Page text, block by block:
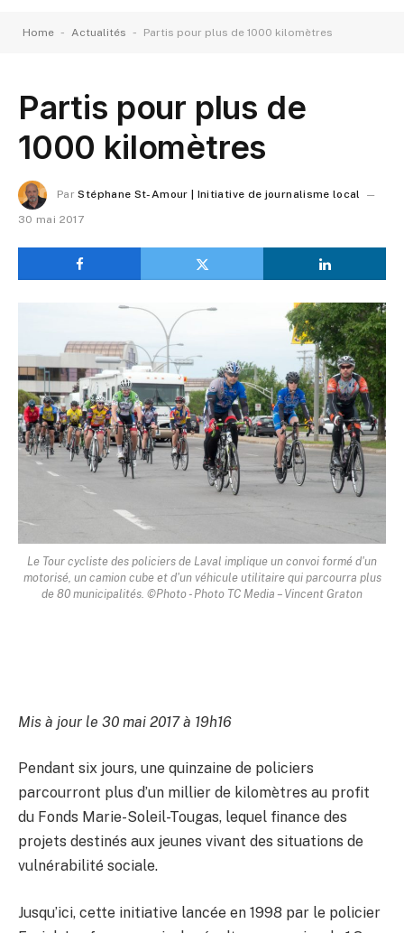
Home - Actualités - Partis pour plus de 1000 kilomètres
Partis pour plus de
1000 kilomètres
Par Stéphane St-Amour | Initiative de journalisme local
30 mai 2017
Le Tour cycliste des policiers de Laval implique un convoi formé d'un
motorisé, un camion cube et d'un véhicule utilitaire qui parcourra plus
de 80 municipalités. ©Photo - Photo TC Media – Vincent Graton
Mis à jour le 30 mai 2017 à 19h16
Pendant six jours, une quinzaine de policiers
parcourront plus d’un millier de kilomètres au profit
du Fonds Marie-Soleil-Tougas, lequel finance des
projets destinés aux jeunes vivant des situations de
vulnérabilité sociale.
Jusqu’ici, cette initiative lancée en 1998 par le policier